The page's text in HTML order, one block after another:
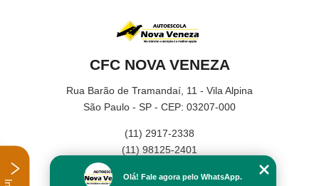
CFC NOVA VENEZA
Rua Barão de Tramandaí, 11 - Vila Alpina
São Paulo - SP - CEP: 03207-000
(11) 2917-2338
(11) 98125-2401
Home
Olá! Fale agora pelo WhatsApp.